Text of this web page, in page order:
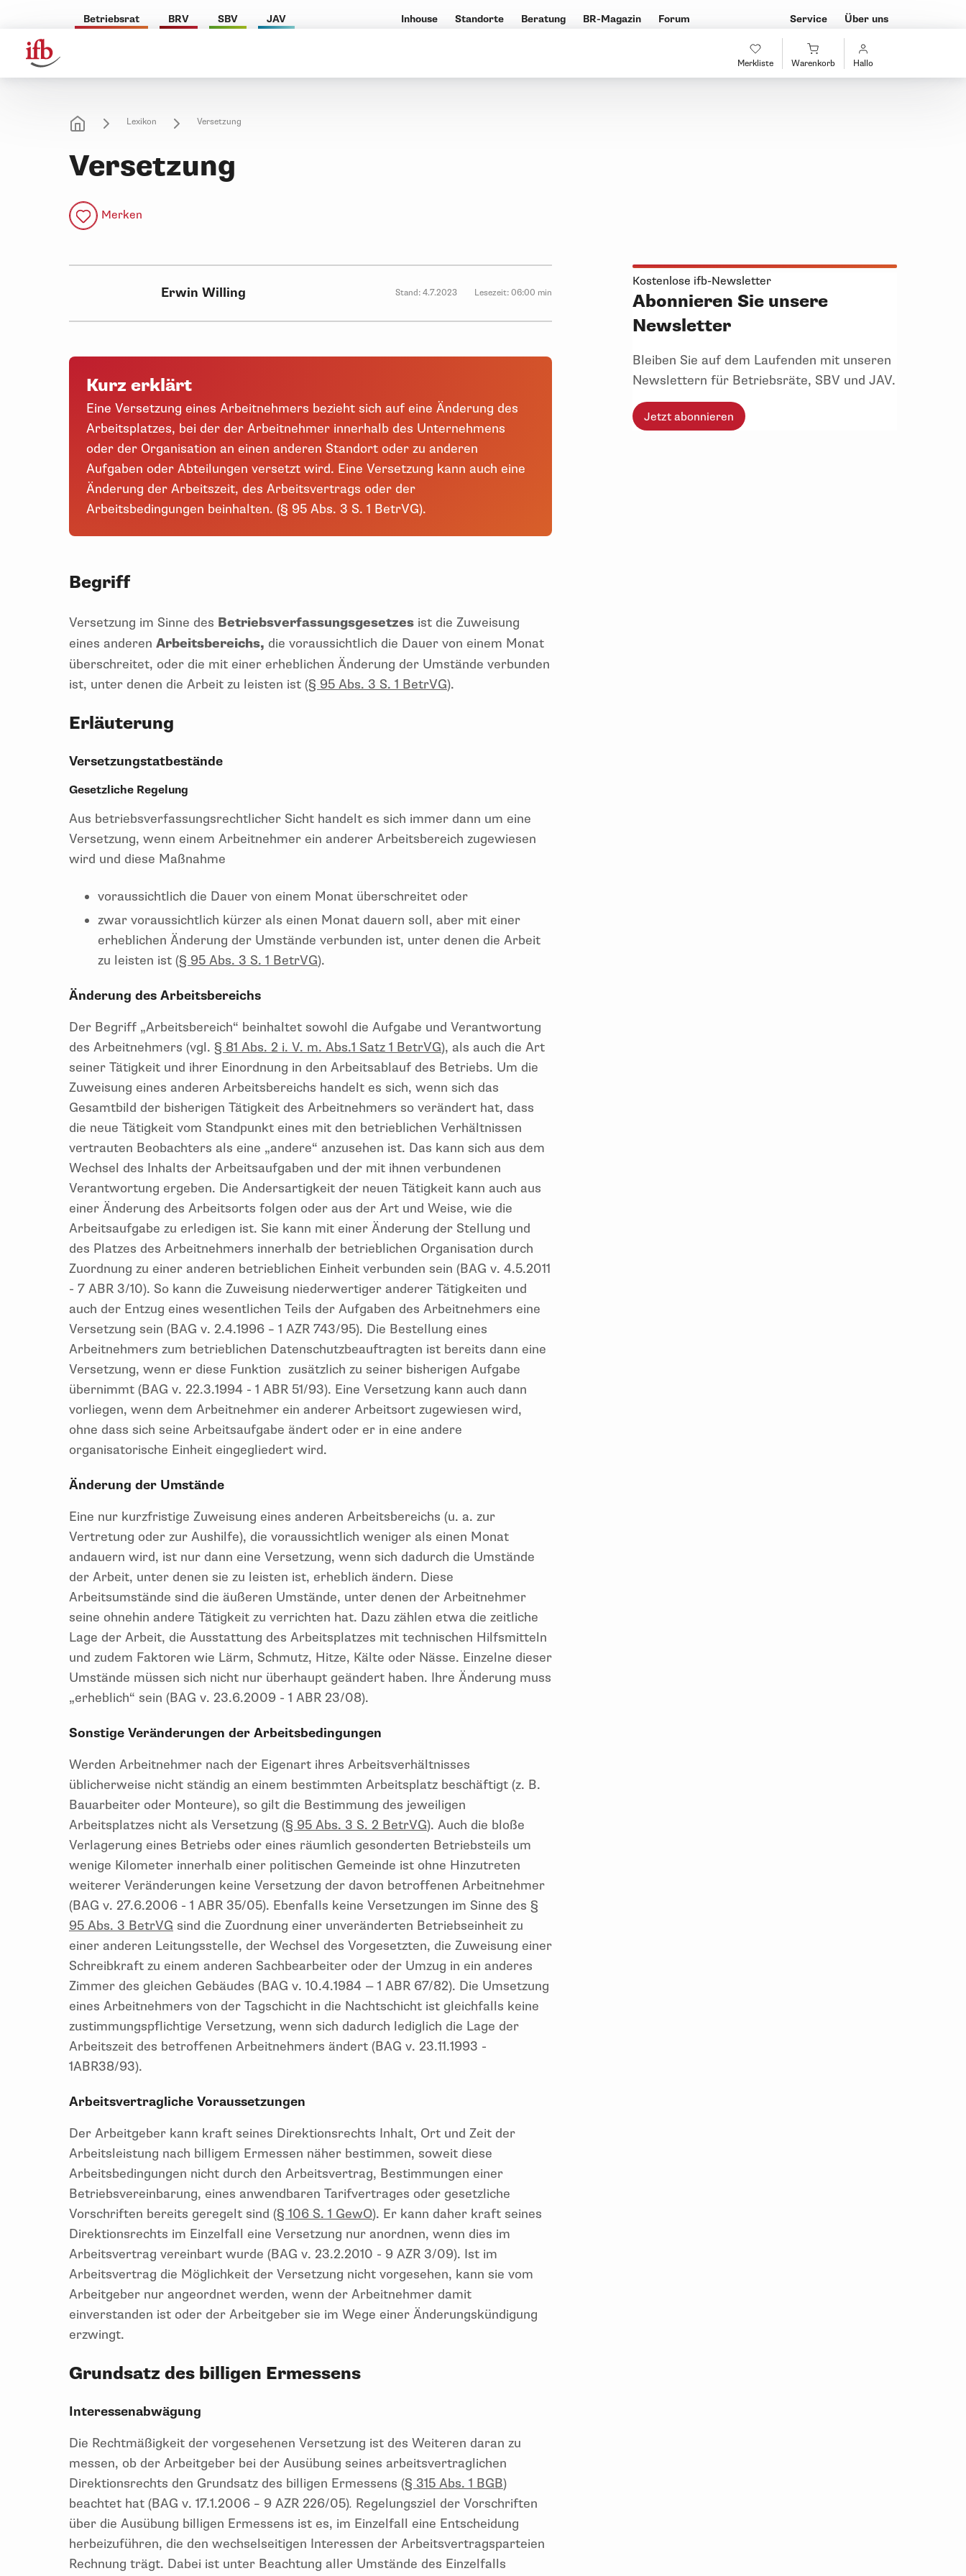
Merkliste Warenkorb Hallo
Betriebsrat BRV SBV JAV Inhouse Standorte Beratung BR-Magazin Forum Service Über uns
Lexikon Versetzung
Versetzung
Merken
Erwin Willing Stand: 4.7.2023 Lesezeit: 06:00 min
Kurz erklärt
Eine Versetzung eines Arbeitnehmers bezieht sich auf eine Änderung des
Arbeitsplatzes, bei der der Arbeitnehmer innerhalb des Unternehmens
oder der Organisation an einen anderen Standort oder zu anderen
Aufgaben oder Abteilungen versetzt wird. Eine Versetzung kann auch eine
Änderung der Arbeitszeit, des Arbeitsvertrags oder der
Arbeitsbedingungen beinhalten. (§ 95 Abs. 3 S. 1 BetrVG).
Begriff
Versetzung im Sinne des Betriebsverfassungsgesetzes ist die Zuweisung
eines anderen Arbeitsbereichs, die voraussichtlich die Dauer von einem Monat
überschreitet, oder die mit einer erheblichen Änderung der Umstände verbunden
ist, unter denen die Arbeit zu leisten ist (§ 95 Abs. 3 S. 1 BetrVG).
Erläuterung
Versetzungstatbestände
Gesetzliche Regelung
Aus betriebsverfassungsrechtlicher Sicht handelt es sich immer dann um eine
Versetzung, wenn einem Arbeitnehmer ein anderer Arbeitsbereich zugewiesen
wird und diese Maßnahme
voraussichtlich die Dauer von einem Monat überschreitet oder
zwar voraussichtlich kürzer als einen Monat dauern soll, aber mit einer
erheblichen Änderung der Umstände verbunden ist, unter denen die Arbeit
zu leisten ist (§ 95 Abs. 3 S. 1 BetrVG).
Änderung des Arbeitsbereichs
Der Begriff „Arbeitsbereich“ beinhaltet sowohl die Aufgabe und Verantwortung
des Arbeitnehmers (vgl. § 81 Abs. 2 i. V. m. Abs.1 Satz 1 BetrVG), als auch die Art
seiner Tätigkeit und ihrer Einordnung in den Arbeitsablauf des Betriebs. Um die
Zuweisung eines anderen Arbeitsbereichs handelt es sich, wenn sich das
Gesamtbild der bisherigen Tätigkeit des Arbeitnehmers so verändert hat, dass
die neue Tätigkeit vom Standpunkt eines mit den betrieblichen Verhältnissen
vertrauten Beobachters als eine „andere“ anzusehen ist. Das kann sich aus dem
Wechsel des Inhalts der Arbeitsaufgaben und der mit ihnen verbundenen
Verantwortung ergeben. Die Andersartigkeit der neuen Tätigkeit kann auch aus
einer Änderung des Arbeitsorts folgen oder aus der Art und Weise, wie die
Arbeitsaufgabe zu erledigen ist. Sie kann mit einer Änderung der Stellung und
des Platzes des Arbeitnehmers innerhalb der betrieblichen Organisation durch
Zuordnung zu einer anderen betrieblichen Einheit verbunden sein (BAG v. 4.5.2011
- 7 ABR 3/10). So kann die Zuweisung niederwertiger anderer Tätigkeiten und
auch der Entzug eines wesentlichen Teils der Aufgaben des Arbeitnehmers eine
Versetzung sein (BAG v. 2.4.1996 – 1 AZR 743/95). Die Bestellung eines
Arbeitnehmers zum betrieblichen Datenschutzbeauftragten ist bereits dann eine
Versetzung, wenn er diese Funktion zusätzlich zu seiner bisherigen Aufgabe
übernimmt (BAG v. 22.3.1994 - 1 ABR 51/93). Eine Versetzung kann auch dann
vorliegen, wenn dem Arbeitnehmer ein anderer Arbeitsort zugewiesen wird,
ohne dass sich seine Arbeitsaufgabe ändert oder er in eine andere
organisatorische Einheit eingegliedert wird.
Änderung der Umstände
Eine nur kurzfristige Zuweisung eines anderen Arbeitsbereichs (u. a. zur
Vertretung oder zur Aushilfe), die voraussichtlich weniger als einen Monat
andauern wird, ist nur dann eine Versetzung, wenn sich dadurch die Umstände
der Arbeit, unter denen sie zu leisten ist, erheblich ändern. Diese
Arbeitsumstände sind die äußeren Umstände, unter denen der Arbeitnehmer
seine ohnehin andere Tätigkeit zu verrichten hat. Dazu zählen etwa die zeitliche
Lage der Arbeit, die Ausstattung des Arbeitsplatzes mit technischen Hilfsmitteln
und zudem Faktoren wie Lärm, Schmutz, Hitze, Kälte oder Nässe. Einzelne dieser
Umstände müssen sich nicht nur überhaupt geändert haben. Ihre Änderung muss
„erheblich“ sein (BAG v. 23.6.2009 - 1 ABR 23/08).
Sonstige Veränderungen der Arbeitsbedingungen
Werden Arbeitnehmer nach der Eigenart ihres Arbeitsverhältnisses
üblicherweise nicht ständig an einem bestimmten Arbeitsplatz beschäftigt (z. B.
Bauarbeiter oder Monteure), so gilt die Bestimmung des jeweiligen
Arbeitsplatzes nicht als Versetzung (§ 95 Abs. 3 S. 2 BetrVG). Auch die bloße
Verlagerung eines Betriebs oder eines räumlich gesonderten Betriebsteils um
wenige Kilometer innerhalb einer politischen Gemeinde ist ohne Hinzutreten
weiterer Veränderungen keine Versetzung der davon betroffenen Arbeitnehmer
(BAG v. 27.6.2006 - 1 ABR 35/05). Ebenfalls keine Versetzungen im Sinne des §
95 Abs. 3 BetrVG sind die Zuordnung einer unveränderten Betriebseinheit zu
einer anderen Leitungsstelle, der Wechsel des Vorgesetzten, die Zuweisung einer
Schreibkraft zu einem anderen Sachbearbeiter oder der Umzug in ein anderes
Zimmer des gleichen Gebäudes (BAG v. 10.4.1984 — 1 ABR 67/82). Die Umsetzung
eines Arbeitnehmers von der Tagschicht in die Nachtschicht ist gleichfalls keine
zustimmungspflichtige Versetzung, wenn sich dadurch lediglich die Lage der
Arbeitszeit des betroffenen Arbeitnehmers ändert (BAG v. 23.11.1993 -
1ABR38/93).
Arbeitsvertragliche Voraussetzungen
Der Arbeitgeber kann kraft seines Direktionsrechts Inhalt, Ort und Zeit der
Arbeitsleistung nach billigem Ermessen näher bestimmen, soweit diese
Arbeitsbedingungen nicht durch den Arbeitsvertrag, Bestimmungen einer
Betriebsvereinbarung, eines anwendbaren Tarifvertrages oder gesetzliche
Vorschriften bereits geregelt sind (§ 106 S. 1 GewO). Er kann daher kraft seines
Direktionsrechts im Einzelfall eine Versetzung nur anordnen, wenn dies im
Arbeitsvertrag vereinbart wurde (BAG v. 23.2.2010 - 9 AZR 3/09). Ist im
Arbeitsvertrag die Möglichkeit der Versetzung nicht vorgesehen, kann sie vom
Arbeitgeber nur angeordnet werden, wenn der Arbeitnehmer damit
einverstanden ist oder der Arbeitgeber sie im Wege einer Änderungskündigung
erzwingt.
Grundsatz des billigen Ermessens
Interessenabwägung
Die Rechtmäßigkeit der vorgesehenen Versetzung ist des Weiteren daran zu
messen, ob der Arbeitgeber bei der Ausübung seines arbeitsvertraglichen
Direktionsrechts den Grundsatz des billigen Ermessens (§ 315 Abs. 1 BGB)
beachtet hat (BAG v. 17.1.2006 – 9 AZR 226/05). Regelungsziel der Vorschriften
über die Ausübung billigen Ermessens ist es, im Einzelfall eine Entscheidung
herbeizuführen, die den wechselseitigen Interessen der Arbeitsvertragsparteien
Rechnung trägt. Dabei ist unter Beachtung aller Umstände des Einzelfalls
Kostenlose ifb-Newsletter
Abonnieren Sie unsere
Newsletter
Bleiben Sie auf dem Laufenden mit unseren
Newslettern für Betriebsräte, SBV und JAV.
Jetzt abonnieren